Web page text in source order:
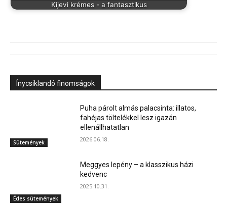
Kijevi krémes - a fantasztikus
Ínycsiklandó finomságok
Sütemények
Puha párolt almás palacsinta: illatos,
fahéjas töltelékkel lesz igazán
ellenállhatatlan
2026.06.18.
Édes sütemények
Meggyes lepény – a klasszikus házi
kedvenc
2025.10.31.